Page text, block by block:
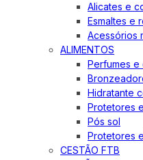
Alicates e
Esmaltes e
Acessórios
ALIMENTOS
Perfumes e
Hidratante
Protetores
Pós sol
Protetores
CESTÃO FTB